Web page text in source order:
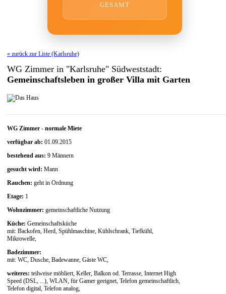
GESAMT
« zurück zur Liste (Karlsruhe)
WG Zimmer in "Karlsruhe" Südweststadt:
Gemeinschaftsleben in großer Villa mit Garten
WG Zimmer - normale Miete
verfügbar ab: 01.09.2015
bestehend aus: 9 Männern
gesucht wird: Mann
Rauchen: geht in Ordnung
Etage: 1
Wohnzimmer: gemeinschaftliche Nutzung
Küche: Gemeinschaftsküche
mit: Backofen, Herd, Spühlmaschine, Kühlschrank, Tiefkühl,
Mikrowelle,
Badezimmer:
mit: WC, Dusche, Badewanne, Gäste WC,
weiteres: teilweise möbliert, Keller, Balkon od. Terrasse, Internet High
Speed (DSL, ...), WLAN, für Gamer geeignet, Telefon gemeinschaftlich,
Telefon digital, Telefon analog,